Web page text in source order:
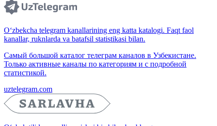
O‘zbekcha telegram kanallarining eng katta katalogi. Faqt faol
kanallar, ruknlarda va batafsil statistikasi bilan.
Самый большой каталог телеграм каналов в Узбекистане.
Только активные каналы по категориям и с подробной
статистикой.
uztelegram.com